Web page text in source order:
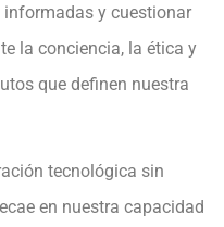
informadas y cuestionar
la conciencia, la ética y
que definen nuestra
tecnológica sin
en nuestra capacidad